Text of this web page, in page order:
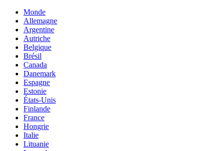
Monde
Allemagne
Argentine
Autriche
Belgique
Brésil
Canada
Danemark
Espagne
Estonie
États-Unis
Finlande
France
Hongrie
Italie
Lituanie